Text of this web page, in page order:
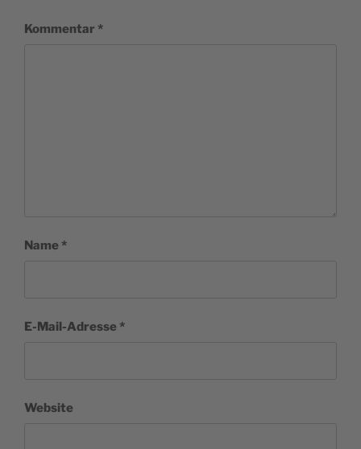
Kommentar *
Name*
E-Mail-Adresse*
Website